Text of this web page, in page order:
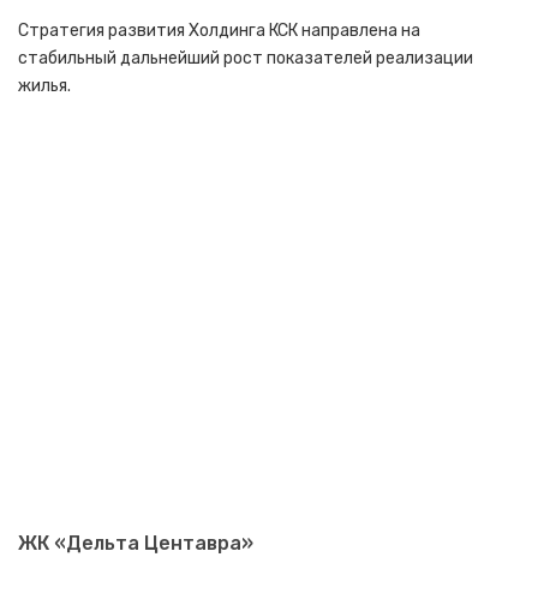
Стратегия развития Холдинга КСК направлена на
стабильный дальнейший рост показателей реализации
жилья.
ЖК «Дельта Центавра»